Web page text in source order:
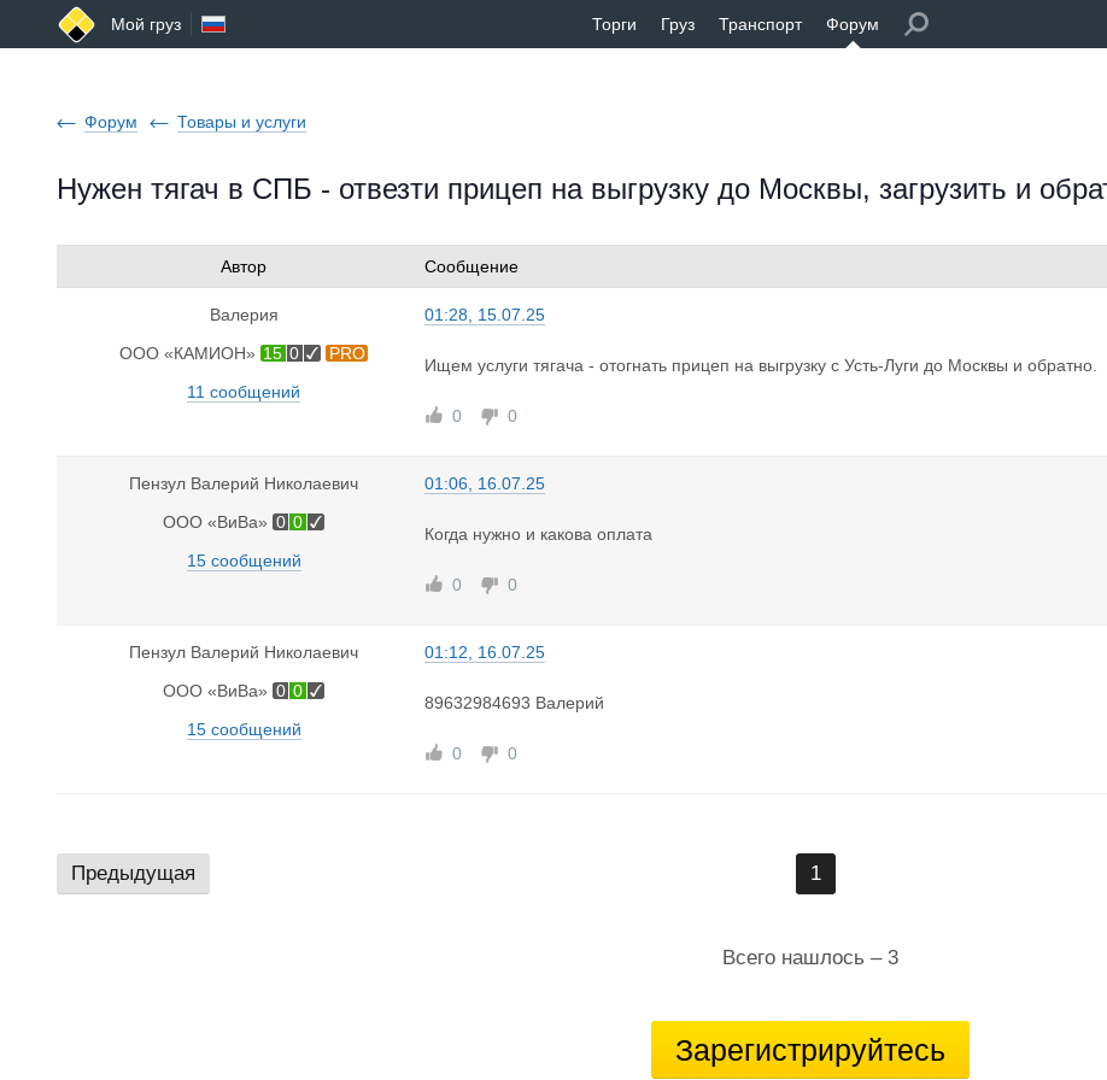
Мой груз Торги Груз Транспорт Форум
Форум Товары и услуги
Нужен тягач в СПБ - отвезти прицеп на выгрузку до Москвы, загрузить и
Автор Сообщение
Валерия
ООО «КАМИОН» 15 0
PRO
11 сообщений
01:28, 15.07.25
Ищем услуги тягача - отогнать прицеп на выгрузку с Усть-Луги до Москвы и обратно.
0 0
Пензул Валерий Николаевич
ООО «ВиВа» 0 0
15 сообщений
01:06, 16.07.25
Когда нужно и какова оплата
0 0
Пензул Валерий Николаевич
ООО «ВиВа» 0 0
15 сообщений
01:12, 16.07.25
89632984693 Валерий
0 0
Предыдущая 1
Всего нашлось – 3
Зарегистрируйтесь